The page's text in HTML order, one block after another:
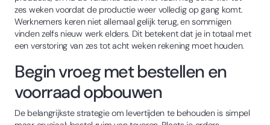
zes weken voordat de productie weer volledig op gang komt.
Werknemers keren niet allemaal gelijk terug, en sommigen
vinden zelfs nieuw werk elders. Dit betekent dat je in totaal met
een verstoring van zes tot acht weken rekening moet houden.
Begin vroeg met bestellen en
voorraad opbouwen
De belangrijkste strategie om levertijden te behouden is simpel